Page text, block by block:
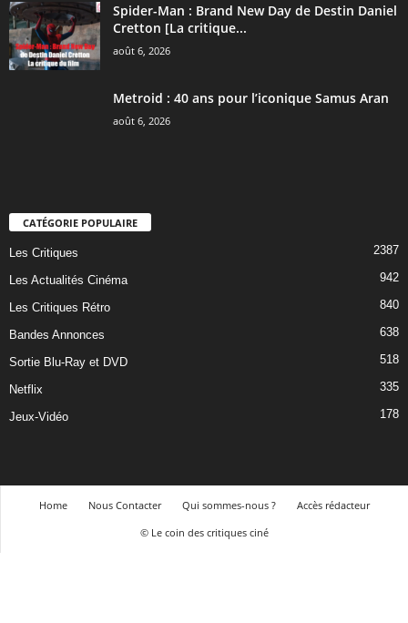
Spider-Man : Brand New Day de Destin Daniel
Cretton [La critique...
août 6, 2026
Metroid : 40 ans pour l’iconique Samus Aran
août 6, 2026
CATÉGORIE POPULAIRE
Les Critiques 2387
Les Actualités Cinéma 942
Les Critiques Rétro 840
Bandes Annonces 638
Sortie Blu-Ray et DVD 518
Netflix 335
Jeux-Vidéo 178
Home Nous Contacter Qui sommes-nous ?
Accès rédacteur
© Le coin des critiques ciné